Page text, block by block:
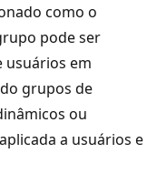
como o
pode ser
em
grupos de
ou
a usuários e